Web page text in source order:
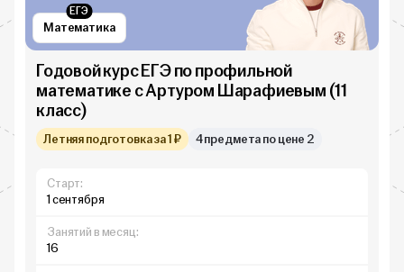
Математика
ЕГЭ
Годовой курс ЕГЭ по профильной
математике с Артуром Шарафиевым (11
класс)
Летняя подготовка за 1 ₽ 4 предмета по цене 2
Старт:
1 сентября
Занятий в месяц:
16